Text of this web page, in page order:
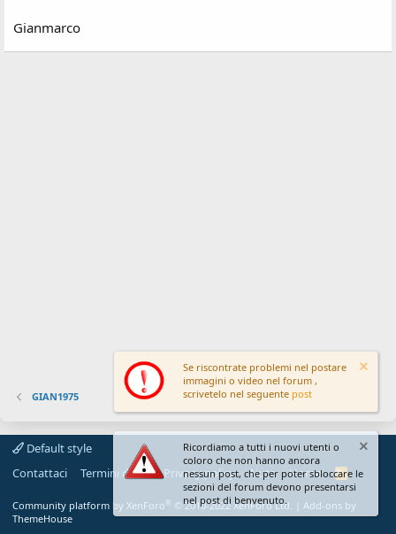
Gianmarco
GIAN1975
Default style
Contattaci
Termini d'uso Privacy policy Aiuto Home
R
S
Community platform by XenForo® © 2010-2022 XenForo Ltd.
Add-ons by
ThemeHouse
Se riscontrate problemi nel postare
immagini o video nel forum ,
scrivetelo nel seguente post
Ricordiamo a tutti i nuovi utenti o
coloro che non hanno ancora
nessun post, che per poter sbloccare le
sezioni del forum devono presentarsi
nel post di benvenuto.